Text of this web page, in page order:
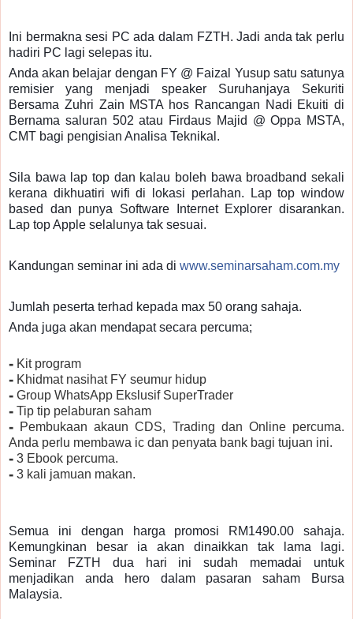
Ini bermakna sesi PC ada dalam FZTH. Jadi anda tak perlu
hadiri PC lagi selepas itu.
Anda akan belajar dengan FY @ Faizal Yusup satu satunya
remisier yang menjadi speaker Suruhanjaya Sekuriti
Bersama Zuhri Zain MSTA hos Rancangan Nadi Ekuiti di
Bernama saluran 502 atau Firdaus Majid @ Oppa MSTA,
CMT bagi pengisian Analisa Teknikal.
Sila bawa lap top dan kalau boleh bawa broadband sekali
kerana dikhuatiri wifi di lokasi perlahan. Lap top window
based dan punya Software Internet Explorer disarankan.
Lap top Apple selalunya tak sesuai.
Kandungan seminar ini ada di www.seminarsaham.com.my
Jumlah peserta terhad kepada max 50 orang sahaja.
Anda juga akan mendapat secara percuma;
⁃ Kit program
⁃ Khidmat nasihat FY seumur hidup
⁃ Group WhatsApp Ekslusif SuperTrader
⁃ Tip tip pelaburan saham
⁃ Pembukaan akaun CDS, Trading dan Online percuma.
Anda perlu membawa ic dan penyata bank bagi tujuan ini.
⁃ 3 Ebook percuma.
⁃ 3 kali jamuan makan.
Semua ini dengan harga promosi RM1490.00 sahaja.
Kemungkinan besar ia akan dinaikkan tak lama lagi.
Seminar FZTH dua hari ini sudah memadai untuk
menjadikan anda hero dalam pasaran saham Bursa
Malaysia.